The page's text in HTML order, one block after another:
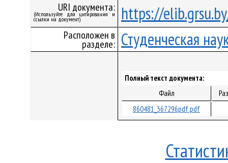
URI документа:
(Используйте для цитирования и
ссылки на документ) https://
Расположен в
разделе: Студенческая
Полный текст документа:
Файл
860481_367296pdf.pdf